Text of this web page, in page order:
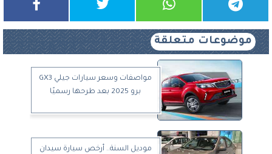
موضوعات متعلقة
مواصفات وسعر سيارات جيلي GX3
برو 2025 بعد طرحها رسميًا
موديل السنة.. أرخص سيارة سيدان